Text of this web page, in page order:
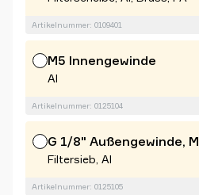
Artikelnummer: 0109401
M5 Innengewinde
Al
Artikelnummer: 0125104
G 1/8" Außengewinde,
Filtersieb, Al
Artikelnummer: 0125105